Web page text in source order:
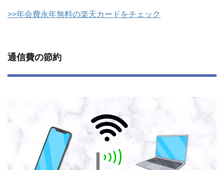
>>年会費永年無料の楽天カードをチェック
通信費の節約